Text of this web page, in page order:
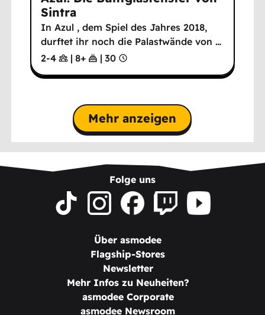
Sintra
In Azul , dem Spiel des Jahres 2018,
durftet ihr noch die Palastwände von…
2-4
| 8+ | 30
Mehr anzeigen
Folge uns
Über asmodee
Flagship-Stores
Newsletter
Mehr Infos zu Neuheiten?
asmodee Corporate
asmodee Newsroom